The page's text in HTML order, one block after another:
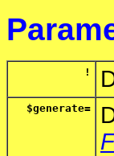
!
$generate=